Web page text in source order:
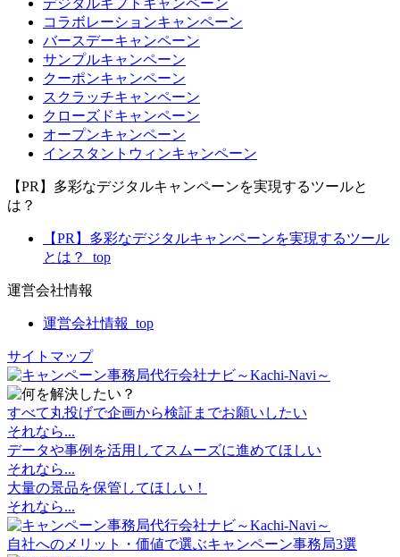
コラボレーションキャンペーン
バースデーキャンペーン
サンプルキャンペーン
クーポンキャンペーン
スクラッチキャンペーン
クローズドキャンペーン
オープンキャンペーン
インスタントウィンキャンペーン
【PR】多彩なデジタルキャンペーンを実現するツールと
は？
【PR】多彩なデジタルキャンペーンを実現するツール
とは？_top
運営会社情報
運営会社情報_top
サイトマップ
すべて丸投げで企画から検証までお願いしたい
それなら...
データや事例を活用して スムーズに進めてほしい
それなら...
大量の景品を保管 してほしい！
それなら...
自社へのメリット・価値で選ぶキャンペーン事務局3選